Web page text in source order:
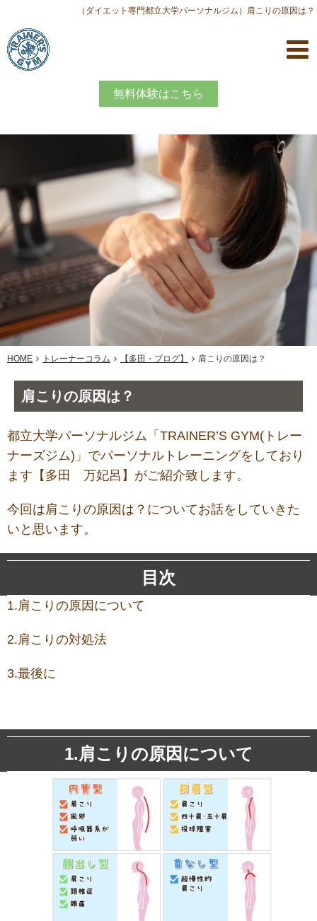
（ダイエット専門都立大学パーソナルジム）肩こりの原因は？
無料体験はこちら
HOME トレーナーコラム 【多田・ブログ】 肩こりの原因は？
肩こりの原因は？
都立大学パーソナルジム「TRAINER’S GYM(トレー
ナーズジム)」でパーソナルトレーニングをしており
ます【多田 万妃呂】がご紹介致します。
今回は肩こりの原因は？についてお話をしていきた
いと思います。
目次
1.肩こりの原因について
2.肩こりの対処法
3.最後に
1.肩こりの原因について